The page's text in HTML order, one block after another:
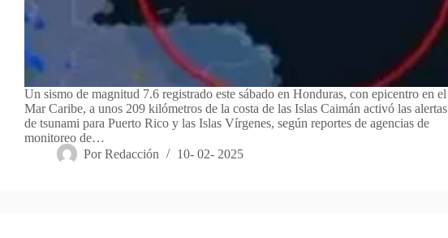
Un sismo de magnitud 7.6 registrado este sábado en Honduras, con epicentro en el
Mar Caribe, a unos 209 kilómetros de la costa de las Islas Caimán activó las alertas
de tsunami para Puerto Rico y las Islas Vírgenes, según reportes de agencias de
monitoreo de…
Por Redacción 10- 02- 2025